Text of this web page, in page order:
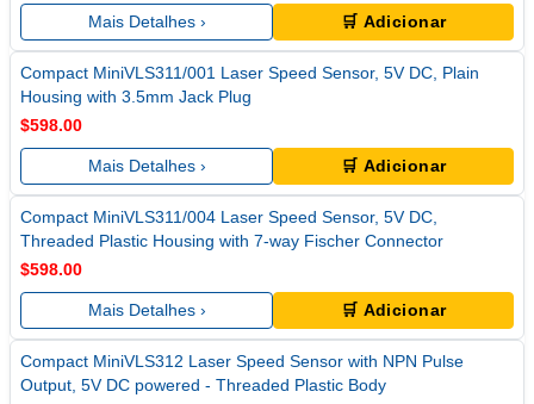
Mais Detalhes › 🛒 Adicionar
Compact MiniVLS311/001 Laser Speed Sensor, 5V DC, Plain
Housing with 3.5mm Jack Plug
$598.00
Mais Detalhes › 🛒 Adicionar
Compact MiniVLS311/004 Laser Speed Sensor, 5V DC,
Threaded Plastic Housing with 7-way Fischer Connector
$598.00
Mais Detalhes › 🛒 Adicionar
Compact MiniVLS312 Laser Speed Sensor with NPN Pulse
Output, 5V DC powered - Threaded Plastic Body